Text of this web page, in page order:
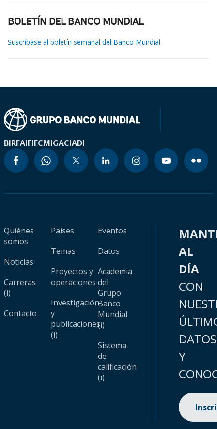
BOLETÍN DEL BANCO MUNDIAL
Suscríbase al boletín semanal del Banco Mundial
BIRFAIFIFCMIGACIADI
Quiénes
somos
Noticias
Carreras
(i)
Contacto
Países
Temas
Proyectos y
operaciones
Investigación
y
publicaciones
(i)
Eventos
Datos
Academia
del
Grupo
Banco
Mundial
(i)
Sistema
de
calificación
(i)
AL
DÍA
CON
DATOS
Y